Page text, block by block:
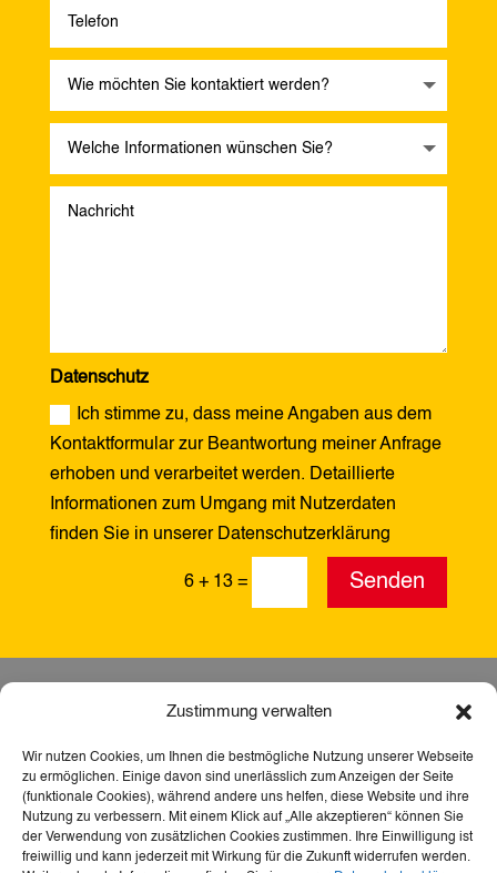
Zustimmung verwalten
Wir nutzen Cookies, um Ihnen die bestmögliche Nutzung unserer Webseite
zu ermöglichen. Einige davon sind unerlässlich zum Anzeigen der Seite
(funktionale Cookies), während andere uns helfen, diese Website und ihre
Nutzung zu verbessern. Mit einem Klick auf „Alle akzeptieren“ können Sie
der Verwendung von zusätzlichen Cookies zustimmen. Ihre Einwilligung ist
freiwillig und kann jederzeit mit Wirkung für die Zukunft widerrufen werden.
Datenschutz
Ich stimme zu, dass meine Angaben aus dem
Kontaktformular zur Beantwortung meiner Anfrage
erhoben und verarbeitet werden. Detaillierte
Informationen zum Umgang mit Nutzerdaten
finden Sie in unserer Datenschutzerklärung
6 + 13 = Senden